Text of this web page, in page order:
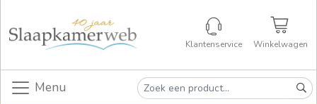
Klantenservice Winkelwagen
Menu